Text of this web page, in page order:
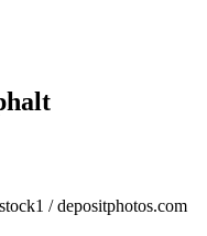
/ depositphotos.com